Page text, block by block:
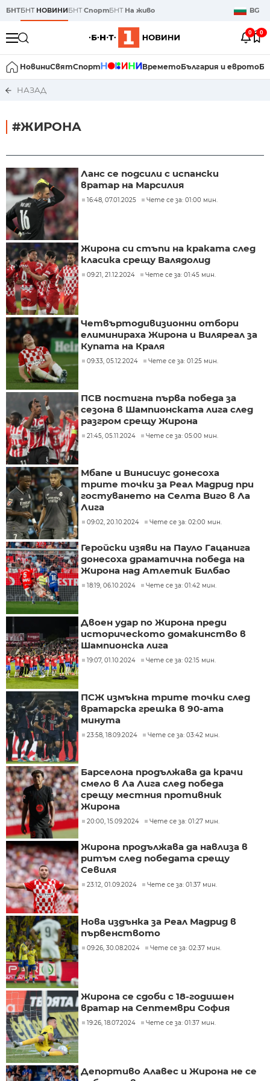
БНТБНТ НОВИНИБНТСпортБНТ На живо BG
0 0
НовиниСвятСпорт ВреметоБългария и еврото
НАЗАД
#ЖИРОНА
Ланс се подсили с испански
вратар на Марсилия
16:48, 07.01.2025 Чете се за: 01:00 мин.
Жирона си стъпи на краката след
класика срещу Валядолид
09:21, 21.12.2024 Чете се за: 01:45 мин.
Четвъртодивизионни отбори
елиминираха Жирона и Виляреал за
Купата на Краля
09:33, 05.12.2024 Чете се за: 01:25 мин.
ПСВ постигна първа победа за
сезона в Шампионската лига след
разгром срещу Жирона
21:45, 05.11.2024 Чете се за: 05:00 мин.
Мбапе и Винисиус донесоха
трите точки за Реал Мадрид при
гостуването на Селта Виго в Ла
Лига
09:02, 20.10.2024 Чете се за: 02:00 мин.
Геройски изяви на Пауло Гацанига
донесоха драматична победа на
Жирона над Атлетик Билбао
18:19, 06.10.2024 Чете се за: 01:42 мин.
Двоен удар по Жирона преди
историческото домакинство в
Шампионска лига
19:07, 01.10.2024 Чете се за: 02:15 мин.
ПСЖ измъкна трите точки след
вратарска грешка в 90-ата
минута
23:58, 18.09.2024 Чете се за: 03:42 мин.
Барселона продължава да крачи
смело в Ла Лига след победа
срещу местния противник
Жирона
20:00, 15.09.2024 Чете се за: 01:27 мин.
Жирона продължава да навлиза в
ритъм след победата срещу
Севиля
23:12, 01.09.2024 Чете се за: 01:37 мин.
Нова издънка за Реал Мадрид в
първенството
09:26, 30.08.2024 Чете се за: 02:37 мин.
Жирона се сдоби с 18-годишен
вратар на Септември София
19:26, 18.07.2024 Чете се за: 01:37 мин.
Депортиво Алавес и Жирона не се